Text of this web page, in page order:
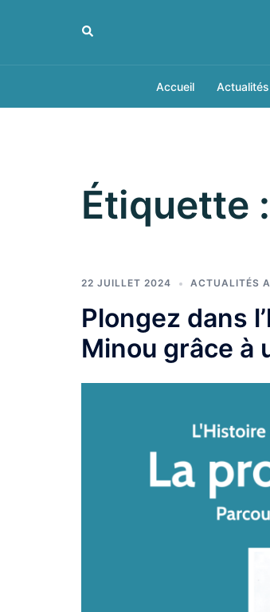
Rechercher
Accueil Actualités
Étiquette :
22 JUILLET 2024 ACTUALITÉS
Plongez dans
Minou grâce à